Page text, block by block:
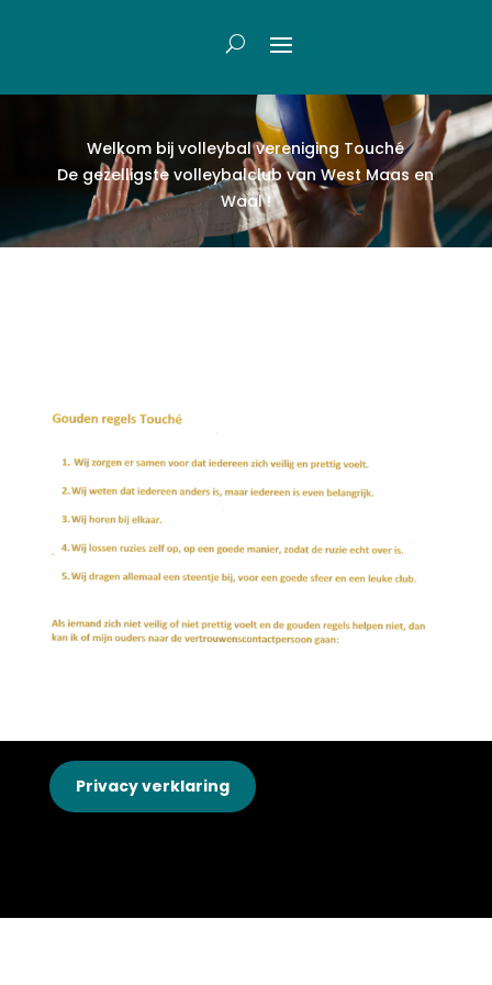
Welkom bij volleybal vereniging Touché
De gezelligste volleybalclub van West Maas en
Waal !
Privacy verklaring